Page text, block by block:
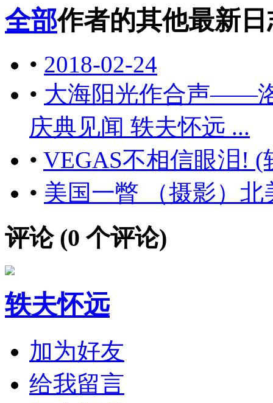
全部作者的其他最新日
• 2018-02-24
• 大海阳光作合声——
庆典见闻 轶夫怀远 ...
• VEGAS不相信眼泪! (
• 美国一瞥 （摄影）
评论 (0 个评论)
轶夫怀远
加为好友
给我留言